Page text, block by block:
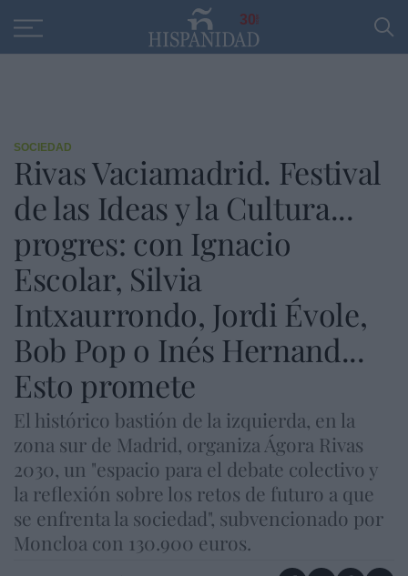
30
SOCIEDAD
Rivas Vaciamadrid. Festival
de las Ideas y la Cultura...
progres: con Ignacio
Escolar, Silvia
Intxaurrondo, Jordi Évole,
Bob Pop o Inés Hernand...
Esto promete
El histórico bastión de la izquierda, en la
zona sur de Madrid, organiza Ágora Rivas
2030, un "espacio para el debate colectivo y
la reflexión sobre los retos de futuro a que
se enfrenta la sociedad", subvencionado por
Moncloa con 130.900 euros.